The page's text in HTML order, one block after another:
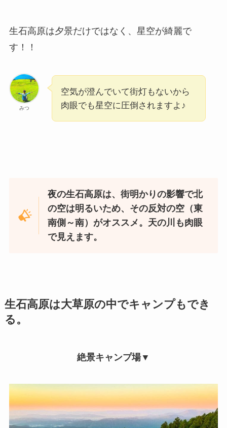
生石高原は夕景だけではなく、星空が綺麗で
す！！
みつ
空気が澄んでいて街灯もないから
肉眼でも星空に圧倒されますよ♪
夜の生石高原は、街明かりの影響で北
の空は明るいため、その反対の空（東
南側～南）がオススメ。天の川も肉眼
で見えます。
生石高原は大草原の中でキャンプもでき
る。
絶景キャンプ場▼